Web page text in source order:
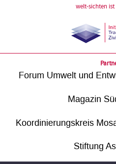
welt-sichten
Forum Umwelt und
Magazin
Koordinierungskreis
Stiftung